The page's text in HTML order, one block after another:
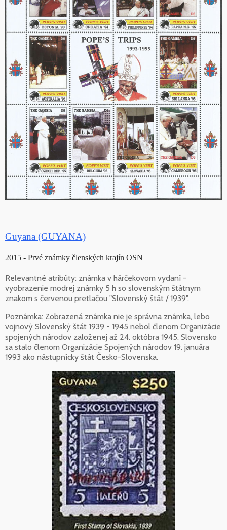
Guyana (GUYANA)
2015 - Prvé známky členských krajín OSN
Relevantné atribúty: známka v hárčekovom vydaní -
vyobrazenie modrej známky 5 h so slovenským štátnym
znakom s červenou pretlačou "Slovenský štát / 1939".
Poznámka: Zobrazená známka nie je správna známka, lebo
vojnový Slovenský štát 1939 - 1945 nebol členom Organizácie
spojených národov založenej až 24. októbra 1945. Slovensko
sa stalo členom Organizácie Spojených národov 19. januára
1993 ako nástupnícky štát Česko-Slovenska.